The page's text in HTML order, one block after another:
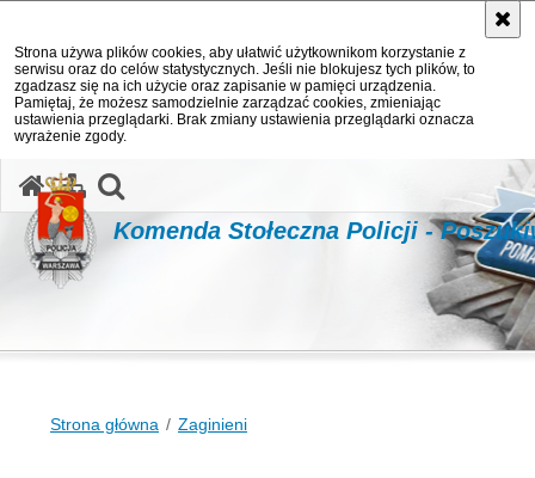
Strona używa plików cookies, aby ułatwić użytkownikom korzystanie z
serwisu oraz do celów statystycznych. Jeśli nie blokujesz tych plików, to
zgadzasz się na ich użycie oraz zapisanie w pamięci urządzenia.
Pamiętaj, że możesz samodzielnie zarządzać cookies, zmieniając
ustawienia przeglądarki. Brak zmiany ustawienia przeglądarki oznacza
wyrażenie zgody.
Komenda Stołeczna Policji -
Strona główna Zaginieni